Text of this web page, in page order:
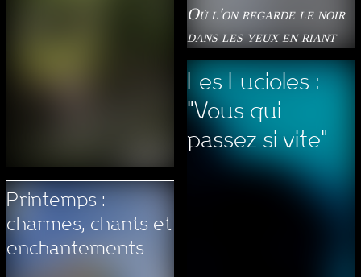
Printemps :
charmes, chants et
enchantements
Où l'on regarde le noir
dans les yeux en riant
Les Lucioles :
"Vous qui
passez si vite"